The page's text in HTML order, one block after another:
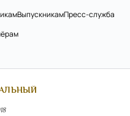
ВыпускникамПресс-служба